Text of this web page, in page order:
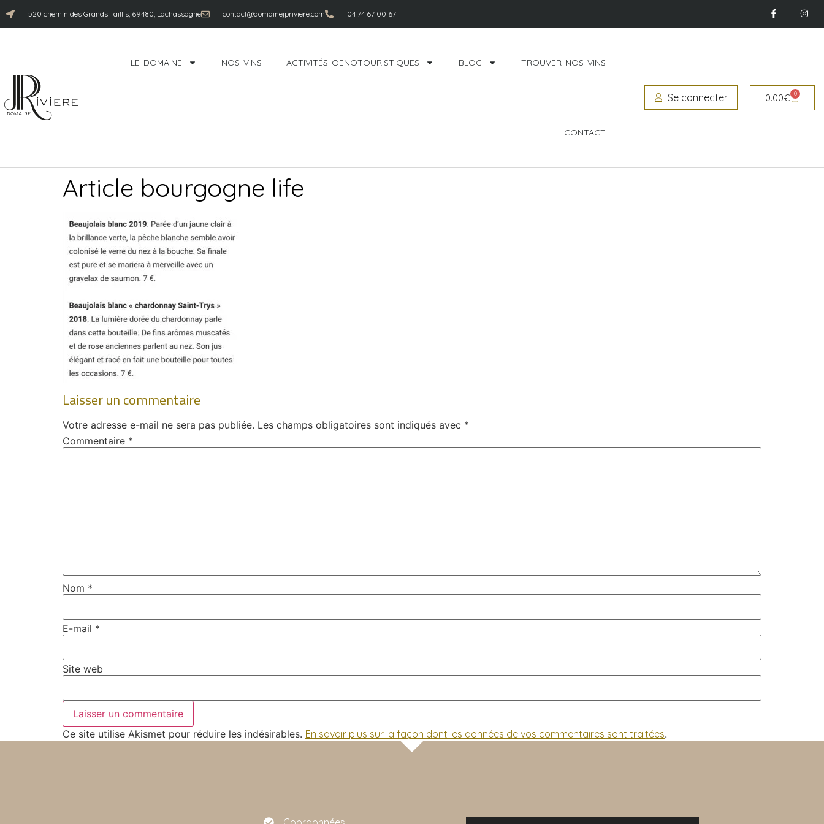
520 chemin des Grands Taillis, 69480, Lachassagne contact@domainejpriviere.com 04 74 67 00 67
LE DOMAINE NOS VINS ACTIVITÉS OENOTOURISTIQUES BLOG TROUVER NOS VINS
CONTACT
Se connecter 0.00€ 0
Article bourgogne life
Laisser un commentaire
Votre adresse e-mail ne sera pas publiée. Les champs obligatoires sont indiqués avec *
Commentaire *
Nom *
E-mail *
Site web
Ce site utilise Akismet pour réduire les indésirables. En savoir plus sur la façon dont les données de vos commentaires sont traitées.